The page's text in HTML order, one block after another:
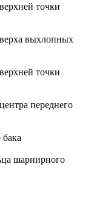
точки
выхлопных
точки
переднего
шарнирного